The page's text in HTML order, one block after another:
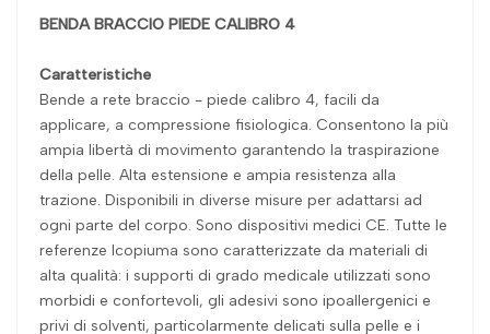
BENDA BRACCIO PIEDE CALIBRO 4
Caratteristiche
Bende a rete braccio - piede calibro 4, facili da
applicare, a compressione fisiologica. Consentono la più
ampia libertà di movimento garantendo la traspirazione
della pelle. Alta estensione e ampia resistenza alla
trazione. Disponibili in diverse misure per adattarsi ad
ogni parte del corpo. Sono dispositivi medici CE. Tutte le
referenze Icopiuma sono caratterizzate da materiali di
alta qualità: i supporti di grado medicale utilizzati sono
morbidi e confortevoli, gli adesivi sono ipoallergenici e
privi di solventi, particolarmente delicati sulla pelle e i